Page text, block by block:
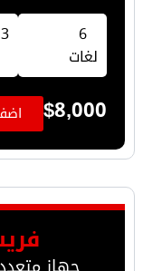
6
لغات
3 أنظمة
$8,000